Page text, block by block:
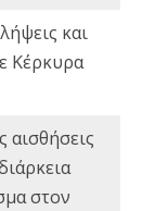
και
Κέρκυρα
αισθήσεις
στον